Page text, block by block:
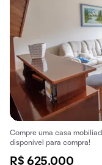
Compre uma casa
disponível para compra!
R$ 625.000